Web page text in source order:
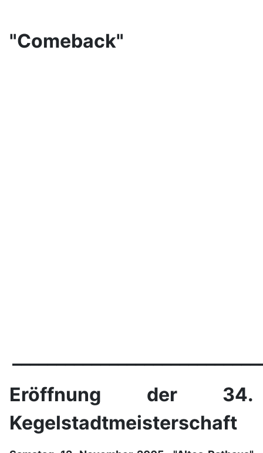
"Comeback"
Eröffnung der 34.
Kegelstadtmeisterschaft